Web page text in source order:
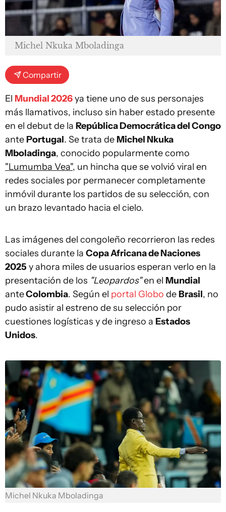
Michel Nkuka Mboladinga
Compartir
El Mundial 2026ya tiene uno de sus personajes
más llamativos, incluso sin haber estado presente
en el debut de la República Democrática del Congo
ante Portugal. Se trata de Michel Nkuka
Mboladinga, conocido popularmente como
"Lumumba Vea", un hincha que se volvió viral en
redes sociales por permanecer completamente
inmóvil durante los partidos de su selección, con
un brazo levantado hacia el cielo.
Las imágenes del congoleño recorrieron las redes
sociales durante la Copa Africana de Naciones
2025 y ahora miles de usuarios esperan verlo en la
presentación de los "Leopardos"en el Mundial
anteColombia. Según el portal Globo de Brasil, no
pudo asistir al estreno de su selección por
cuestiones logísticas y de ingreso a Estados
Unidos.
Michel Nkuka Mboladinga